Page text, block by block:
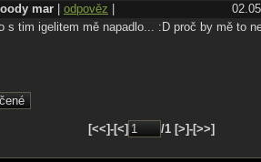
mar odpověz
s tim igelitem mě napadlo... :D proč by mě to
[<<]-[<] /1 [>]-[>>]